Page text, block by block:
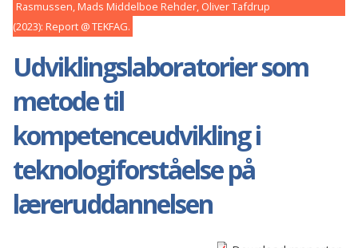
Rasmussen, Mads Middelboe Rehder, Oliver Tafdrup
2023
Report TEKFAG
Udviklingslaboratorier som
metode til
kompetenceudvikling i
teknologiforståelse på
læreruddannelsen